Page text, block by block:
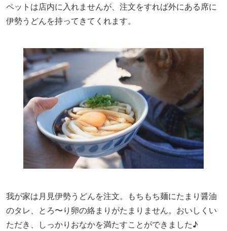
ペットは店内に入れませんが、注文をすれば外にある席に
伊勢うどんを持ってきてくれます。
我が家は月見伊勢うどんを注文。もちもち麺にたまり醤油
のタレ、とろ〜り卵の絡まりがたまりません。おいしくい
ただき、しっかりおなかを満たすことができました♪